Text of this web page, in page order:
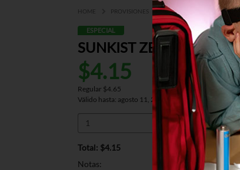
HOME PROVISIONES BEBIDAS SODAS
ESPECIAL
SUNKIST ZERO SUGAR
$4.15
Regular $4.65
Válido hasta: agosto 11, 2026
Total: $4.15
Notas: